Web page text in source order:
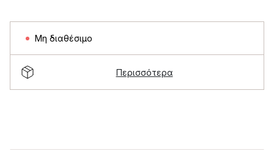
Μη διαθέσιμο
Περισσότερα